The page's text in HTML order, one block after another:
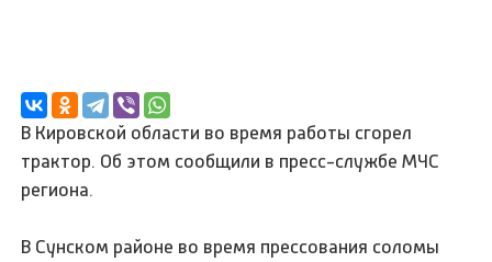
В Кировской области во время работы сгорел
трактор. Об этом сообщили в пресс-службе МЧС
региона.
В Сунском районе во время прессования соломы